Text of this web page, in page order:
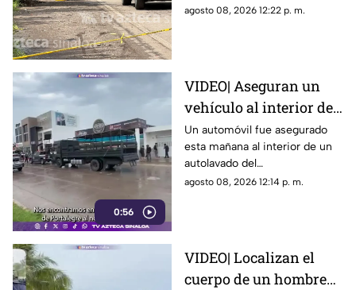
mañana de este sábado
agosto 08, 2026 12:22 p. m.
0:56
VIDEO| Aseguran un
vehículo al interior de
un autolavado en el
fraccionamiento
Portalegre, en Culiacán
Un automóvil fue asegurado
esta mañana al interior de un
autolavado del
fraccionamiento Portalegre de
agosto 08, 2026 12:14 p. m.
VIDEO| Localizan el
cuerpo de un hombre